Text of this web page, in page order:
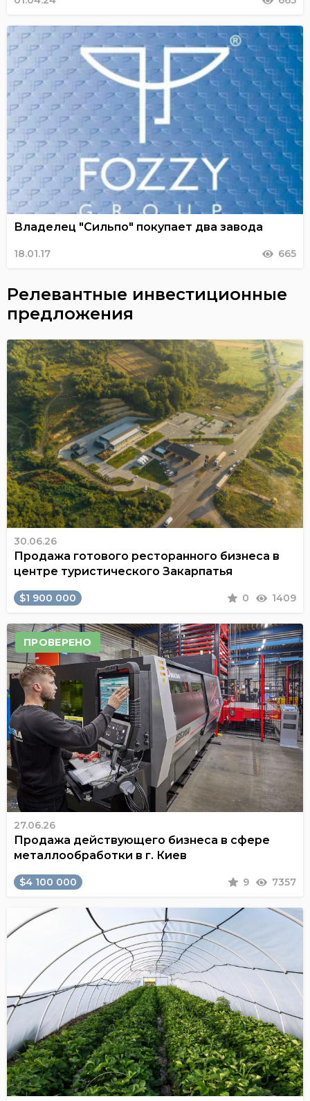
Владелец "Сильпо" покупает два завода
18.01.17 665
Релевантные инвестиционные
предложения
30.06.26
Продажа готового ресторанного бизнеса в
центре туристического Закарпатья
$1 900 000 0 1409
ПРОВЕРЕНО
27.06.26
Продажа действующего бизнеса в сфере
металлообработки в г. Киев
$4 100 000 9 7357